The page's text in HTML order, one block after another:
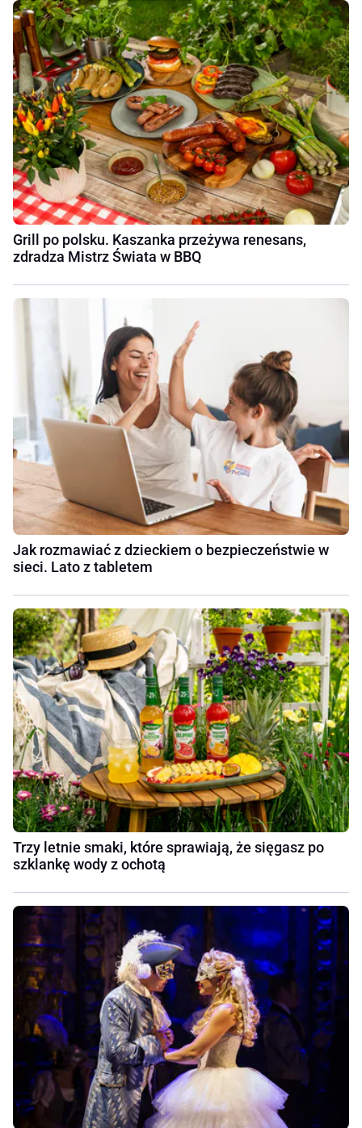
Grill po polsku. Kaszanka przeżywa renesans,
zdradza Mistrz Świata w BBQ
Jak rozmawiać z dzieckiem o bezpieczeństwie w
sieci. Lato z tabletem
Trzy letnie smaki, które sprawiają, że sięgasz po
szklankę wody z ochotą